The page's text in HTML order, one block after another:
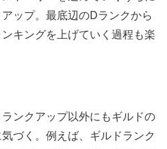
ップ。最底辺のDランクから
キングを上げていく過程も楽
ンクアップ以外にもギルドの
づく。例えば、ギルドランク